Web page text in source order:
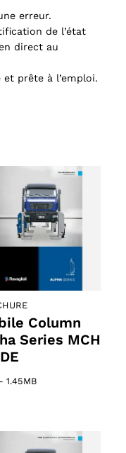
erreur.
de l’état
direct au
prête à l’emploi.
Column
Series MCH
1.45MB